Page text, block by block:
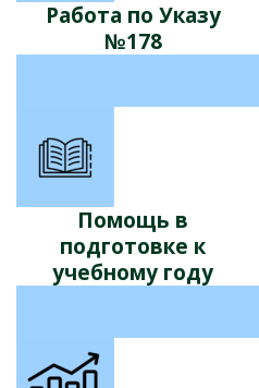
Работа по Указу
№178
Помощь в
подготовке к
учебному году